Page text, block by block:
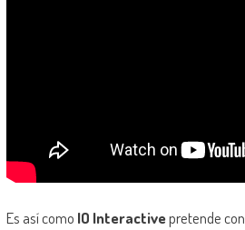
Es así como IO Interactivepretende con